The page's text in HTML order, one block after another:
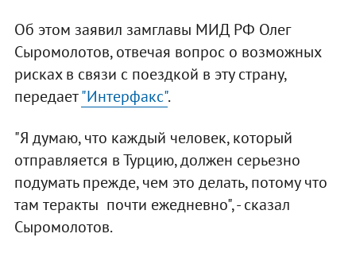
Об этом заявил замглавы МИД РФ Олег
Сыромолотов, отвечая вопрос о возможных
рисках в связи с поездкой в эту страну,
передает"Интерфакс".
"Я думаю, что каждый человек, который
отправляется в Турцию, должен серьезно
подумать прежде, чем это делать, потому что
там теракты почти ежедневно", - сказал
Сыромолотов.